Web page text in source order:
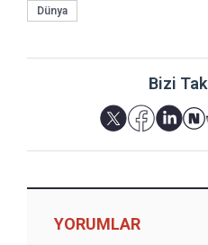
Dünya
Bizi
YORUMLAR